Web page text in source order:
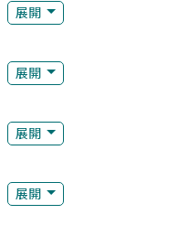
展開
展開
展開
展開